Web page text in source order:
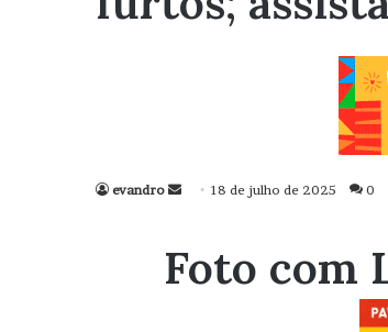
evandro
Mande
mail
18 de julho de 2025 0
Foto com